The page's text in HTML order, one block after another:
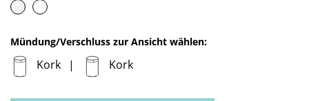
Mündung/Verschluss zur Ansicht wählen:
Kork Kork